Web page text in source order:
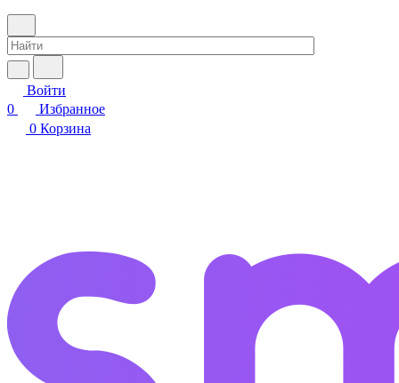
Войти
0
Избранное
0 Корзина